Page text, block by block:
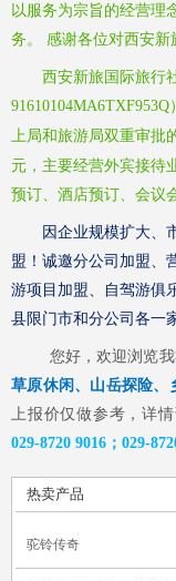
以服务为宗旨的经营理
务。
感谢各位对西安新
西安新旅国际旅行
上局和旅游局双重审
元，主要经营外宾接待
预订、酒店预订、会议
因企业规模扩大、
盟！诚邀分公司加盟、
游项目加盟、自驾游俱
县限门市和分公司各一
您好，欢迎浏览
草原休闲、山岳探险、
上报价仅做参考，详
029-8720 9016；029-
热卖产品
驼铃传奇